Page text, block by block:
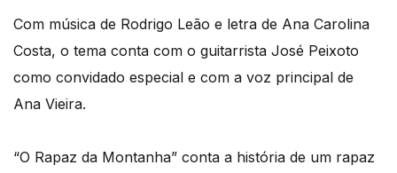
Com música de Rodrigo Leão e letra de Ana Carolina
Costa, o tema conta com o guitarrista José Peixoto
como convidado especial e com a voz principal de
Ana Vieira.
“O Rapaz da Montanha” conta a história de um rapaz